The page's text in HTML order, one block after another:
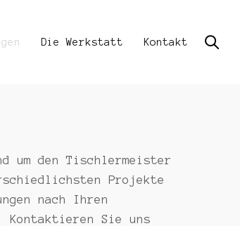
Die Werkstatt Kontakt
um den Tischlermeister
Projekte
nach Ihren
Kontaktieren Sie uns